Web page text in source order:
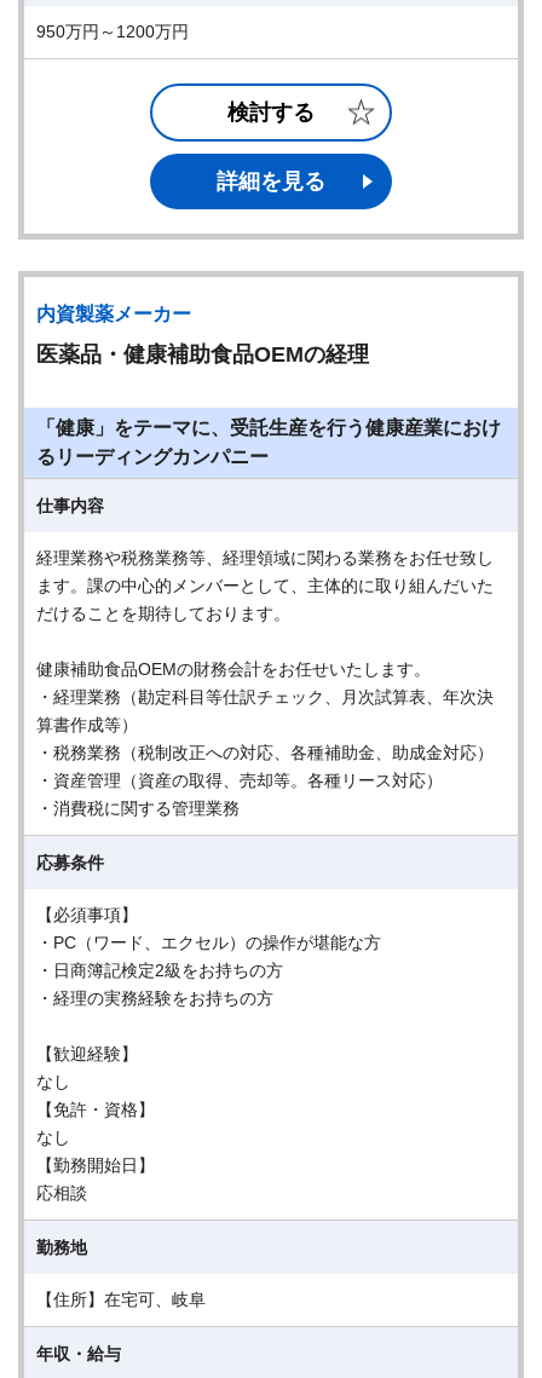
950万円～1200万円
検討する
詳細を見る
内資製薬メーカー
医薬品・健康補助食品OEMの経理
「健康」をテーマに、受託生産を行う健康産業におけ
るリーディングカンパニー
仕事内容
経理業務や税務業務等、経理領域に関わる業務をお任せ致し
ます。課の中心的メンバーとして、主体的に取り組んだいた
だけることを期待しております。
健康補助食品OEMの財務会計をお任せいたします。
・経理業務（勘定科目等仕訳チェック、月次試算表、年次決
算書作成等）
・税務業務（税制改正への対応、各種補助金、助成金対応）
・資産管理（資産の取得、売却等。各種リース対応）
・消費税に関する管理業務
応募条件
【必須事項】
・PC（ワード、エクセル）の操作が堪能な方
・日商簿記検定2級をお持ちの方
・経理の実務経験をお持ちの方
【歓迎経験】
なし
【免許・資格】
なし
【勤務開始日】
応相談
勤務地
【住所】在宅可、岐阜
年収・給与